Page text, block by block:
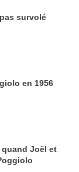
survolé
en 1956
quand Joël et